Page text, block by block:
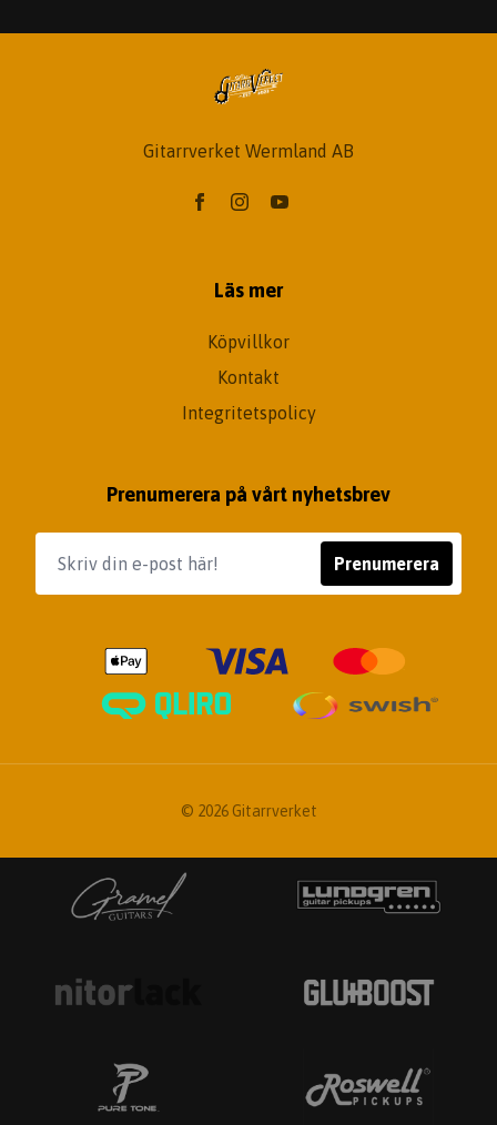
Gitarrverket Wermland AB
Läs mer
Köpvillkor
Kontakt
Integritetspolicy
Prenumerera på vårt nyhetsbrev
Prenumerera
© 2026 Gitarrverket